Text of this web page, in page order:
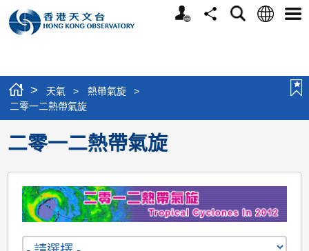
個
分
搜
語
選
> 天氣 > 熱帶氣旋
>
二零一二熱帶氣旋
二零一二熱帶氣旋